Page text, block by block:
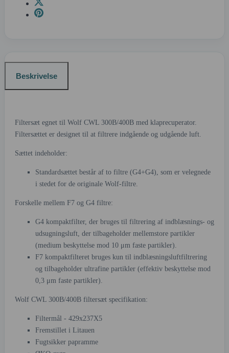
Beskrivelse
Filtersæt egnet til Wolf CWL 300B/400B med klaprecuperator.
Filtersættet er designet til at filtrere indgående og udgående luft.
Sættet indeholder:
Standardsættet består af to filtre (G4+G4), som er velegnede
i stedet for de originale Wolf-filtre.
Forskelle mellem F7 og G4 filtre:
G4 kompaktfilter, der bruges til filtrering af indblæsnings- og
udsugningsluft, der tilbageholder mellemstore partikler
(medium beskyttelse mod 10 μm faste partikler).
F7 kompaktfilteret bruges kun til indblæsningsluftfiltrering
og tilbageholder ultrafine partikler (effektiv beskyttelse mod
0,3 μm faste partikler).
Wolf CWL 300B/400B filtersæt specifikation:
Filtermål - 429x237X5
Fremstillet i Litauen
Fugtsikker papramme